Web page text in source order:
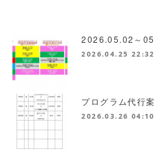
2026.05.02～
2026.04.25 22:32
プログラム代行
2026.03.26 04:10